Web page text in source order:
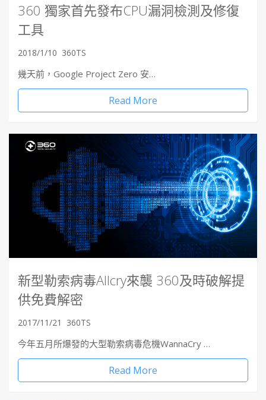
360 獨家首先發布CPU漏洞檢測及修復
工具
2018/1/10 360TS
幾天前，Google Project Zero 安…
Read More
新型勒索病毒Allcry來襲 360及時破解提
供免費解密
2017/11/21 360TS
今年五月所爆發的大型勒索病毒危機WannaCry …
Read More